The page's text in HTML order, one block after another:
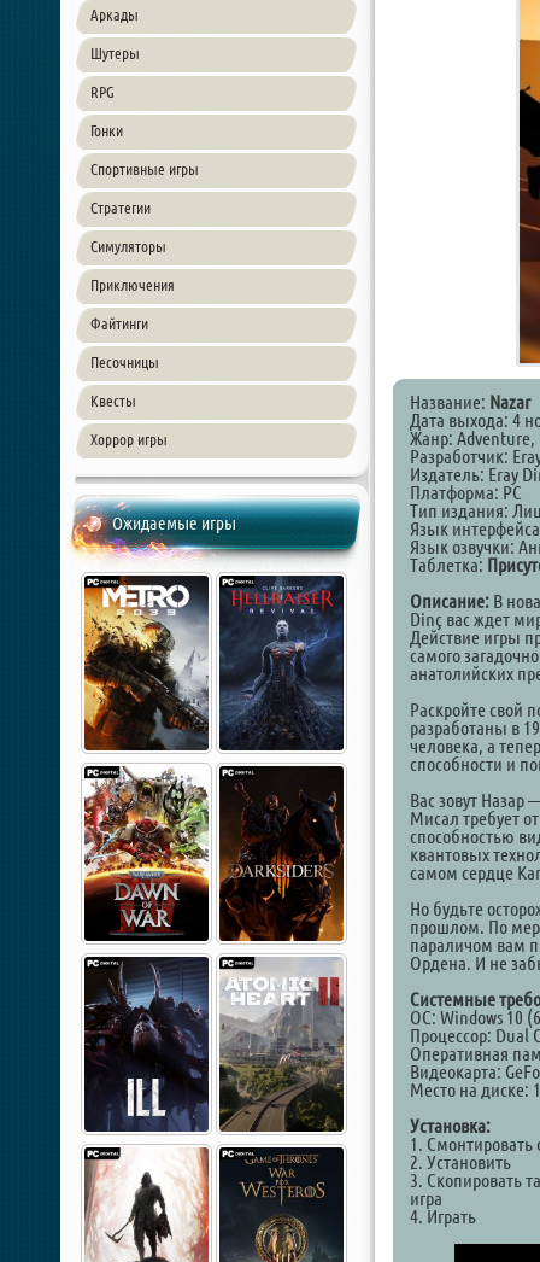
Аркады
Шутеры
RPG
Гонки
Спортивные игры
Стратегии
Симуляторы
Приключения
Файтинги
Песочницы
Квесты
Хоррор игры
Ожидаемые игры
Название: Nazar
Дата выхода: 4
Жанр: Adventure,
Разработчик:
Издатель: Eray
Платформа: PC
Тип издания:
Язык
Язык озвучки:
Таблетка:
Описание: В
Dinç вас ждет
Действие игры
самого
анатолийских
Раскройте свой
разработаны в
человека, а
способности и
Вас зовут
Мисал требует
способностью
квантовых
самом сердце
Но будьте
прошлом. По
параличом вам
Ордена. И не
Системные
ОС: Windows 10
Процессор: Dual
Оперативная
Видеокарта:
Место на диске:
Установка:
1. Смонтировать
2. Установить
3. Скопировать
игра
4. Играть